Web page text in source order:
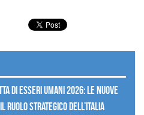
DI ESSERI UMANI 2026: LE NUOVE
RUOLO STRATEGICO DELL’ITALIA